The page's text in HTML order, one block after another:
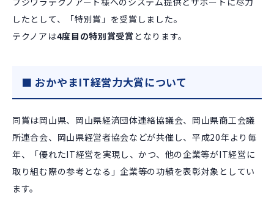
したとして、「特別賞」を受賞しました。
テクノアは4度目の特別賞受賞 となります。
■ おかやまIT経営力大賞について
同賞は岡山県、岡山県経済団体連絡協議会、岡山県商工会議
所連合会、岡山県経営者協会などが共催し、平成20年より毎
年、「優れたIT経営を実現し、かつ、他の企業等がIT経営に
取り組む際の参考となる」企業等の功績を表彰対象としてい
ます。